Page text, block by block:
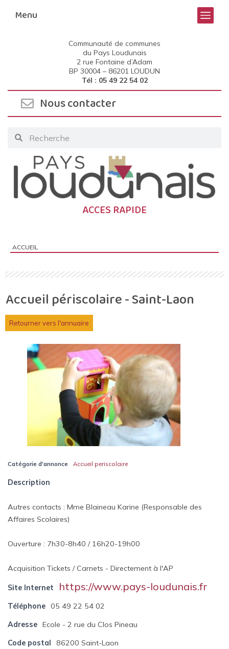
Menu
Communauté de communes
du Pays Loudunais
2 rue Fontaine d’Adam
BP 30004 – 86201 LOUDUN
Tél : 05 49 22 54 02
Nous contacter
ACCES RAPIDE
Vous êtes ici :
ACCUEIL
Accueil périscolaire - Saint-Laon
Retourner vers l'annuaire
Catégorie d'annonce Accueil periscolaire
Description
Autres contacts : Mme Blaineau Karine (Responsable des
Affaires Scolaires)
Ouverture : 7h30-8h40 / 16h20-19h00
Acquisition Tickets / Carnets - Directement à l'AP
Site Internet https://www.pays-loudunais.fr
Téléphone 05 49 22 54 02
Adresse Ecole - 2 rue du Clos Pineau
Code postal
86200 Saint-Laon